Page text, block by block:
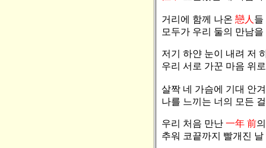
거리에 함께 나온 戀人 들
모두가 우리 둘의 만남을
저기 하얀 눈이 내려 저
우리 서로 가꾼 마음 위
살짝 네 가슴에 기대 안
나를 느끼는 너의 모든
우리 처음 만난 一年 前
추워 코끝까지 빨개진 날